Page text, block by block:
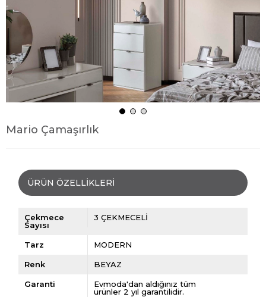
Mario Çamaşırlık
ÜRÜN ÖZELLIKLERI
Çekmece
Sayısı
3 ÇEKMECELİ
Tarz MODERN
Renk BEYAZ
Garanti
Evmoda'dan aldığınız tüm
ürünler 2 yıl garantilidir.